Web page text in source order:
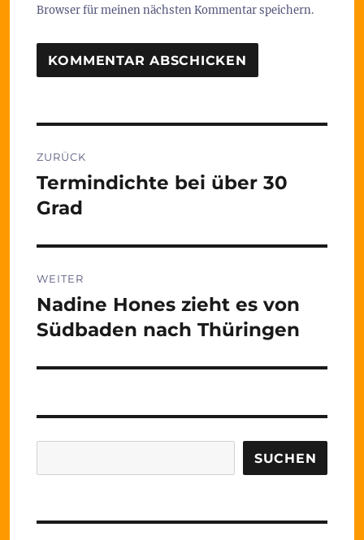
Browser für meinen nächsten Kommentar speichern.
ZURÜCK
Vorheriger
Beitrag:
Termindichte bei über 30
Grad
WEITER
Nächster
Beitrag:
Nadine Hones zieht es von
Südbaden nach Thüringen
SUCHEN